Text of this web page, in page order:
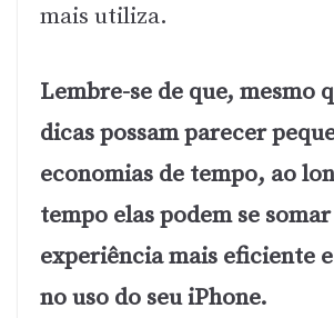
mais utiliza.
Lembre-se de que, mesmo
dicas possam parecer
economias de tempo, ao
tempo elas podem se
experiência mais eficiente
no uso do seu iPhone.